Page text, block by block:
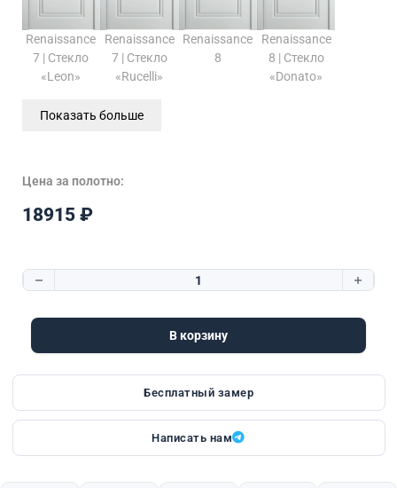
Renaissance
7 | Стекло
«Leon»
Renaissance
7 | Стекло
«Rucelli»
Renaissance
8
Renaissance
8 | Стекло
«Donato»
Показать больше
Цена за полотно:
18915 ₽
Количество товара Renaissance 8 | Стекло «Rucelli»
В корзину
Бесплатный замер
Написать нам